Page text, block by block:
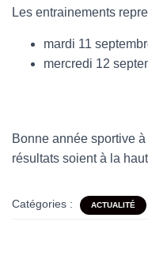
Les entrainements
mardi 11
mercredi 12
Bonne année sportive
résultats soient à la
Catégories : ACTUALITÉ